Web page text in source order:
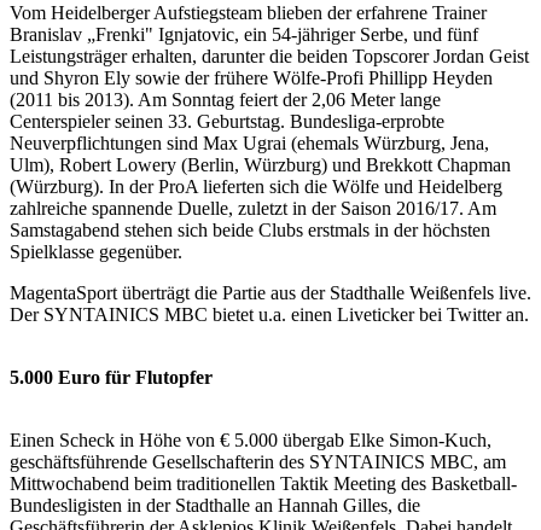
Vom Heidelberger Aufstiegsteam blieben der erfahrene Trainer
Branislav „Frenki" Ignjatovic, ein 54-jähriger Serbe, und fünf
Leistungsträger erhalten, darunter die beiden Topscorer Jordan Geist
und Shyron Ely sowie der frühere Wölfe-Profi Phillipp Heyden
(2011 bis 2013). Am Sonntag feiert der 2,06 Meter lange
Centerspieler seinen 33. Geburtstag. Bundesliga-erprobte
Neuverpflichtungen sind Max Ugrai (ehemals Würzburg, Jena,
Ulm), Robert Lowery (Berlin, Würzburg) und Brekkott Chapman
(Würzburg). In der ProA lieferten sich die Wölfe und Heidelberg
zahlreiche spannende Duelle, zuletzt in der Saison 2016/17. Am
Samstagabend stehen sich beide Clubs erstmals in der höchsten
Spielklasse gegenüber.
MagentaSport überträgt die Partie aus der Stadthalle Weißenfels live.
Der SYNTAINICS MBC bietet u.a. einen Liveticker bei Twitter an.
5.000 Euro für Flutopfer
Einen Scheck in Höhe von € 5.000 übergab Elke Simon-Kuch,
geschäftsführende Gesellschafterin des SYNTAINICS MBC, am
Mittwochabend beim traditionellen Taktik Meeting des Basketball-
Bundesligisten in der Stadthalle an Hannah Gilles, die